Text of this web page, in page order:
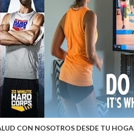
CON NOSOTROS DESDE TU